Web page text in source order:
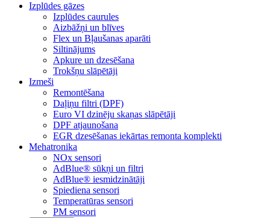
Izplūdes gāzes
Izplūdes caurules
Aizbāžņi un blīves
Flex un Bļaušanas aparāti
Siltinājums
Apkure un dzesēšana
Trokšņu slāpētāji
Izmeši
Remontēšana
Daļiņu filtri (DPF)
Euro VI dzinēju skaņas slāpētāji
DPF atjaunošana
EGR dzesēšanas iekārtas remonta komplekti
Mehatronika
NOx sensori
AdBlue® sūkņi un filtri
AdBlue® iesmidzinātāji
Spiediena sensori
Temperatūras sensori
PM sensori